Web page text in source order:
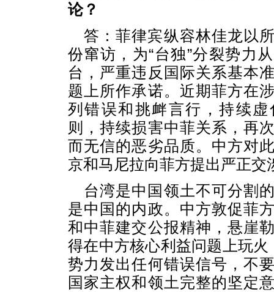
论？
答：菲律宾纵容林佳龙以
份窜访，为“台独”分裂势力
台，严重违反国际关系基本
题上所作承诺。近期菲方在
列错误和挑衅言行，持续
则，持续损害中菲关系，再
而无信的恶劣品质。中方对
京和马尼拉向菲方提出严正交
台湾是中国领土不可分割
是中国的内政。中方敦促菲
和中菲建交公报精神，悬崖
得在中方核心利益问题上玩火
势力发出任何错误信号，不
国家主权和领土完整的坚定